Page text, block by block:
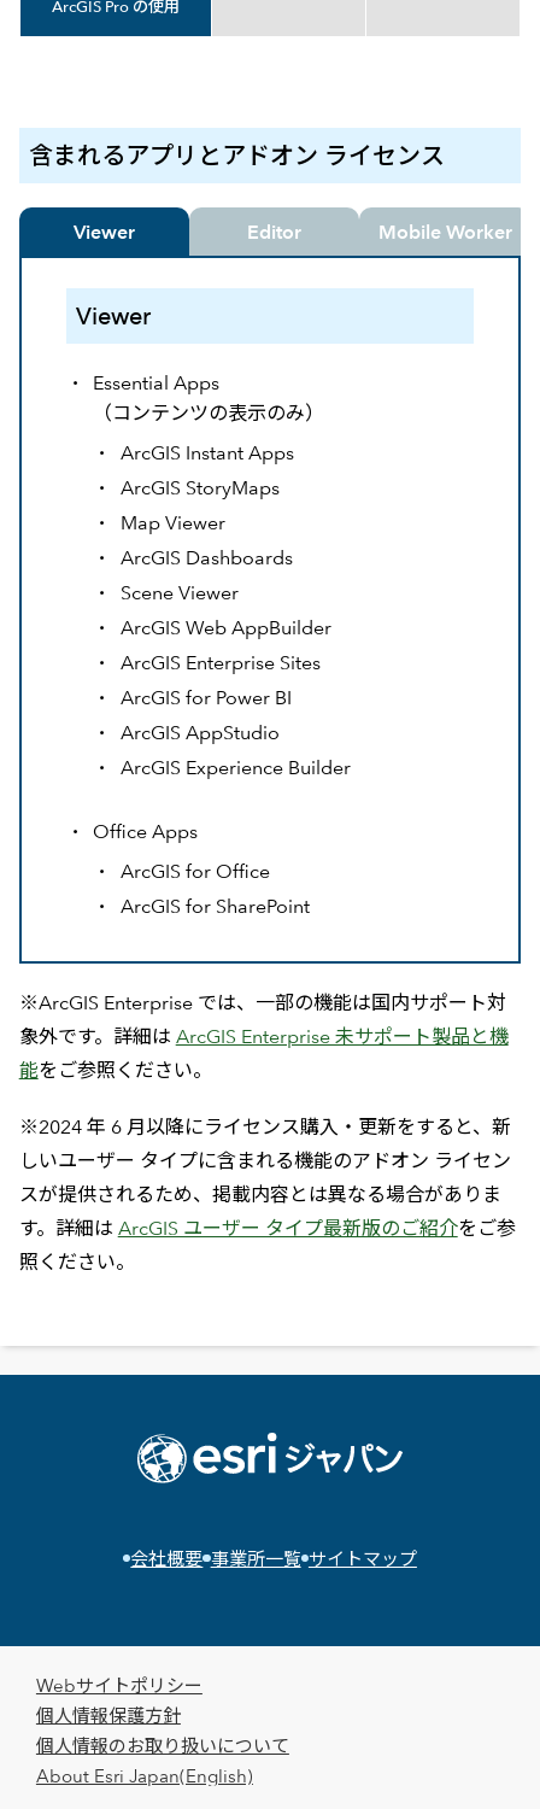
ArcGIS Pro の使用
含まれるアプリとアドオン ライセンス
Viewer Editor Mobile Worker
Viewer
Essential Apps
（コンテンツの表示のみ）
ArcGIS Instant Apps
ArcGIS StoryMaps
Map Viewer
ArcGIS Dashboards
Scene Viewer
ArcGIS Web AppBuilder
ArcGIS Enterprise Sites
ArcGIS for Power BI
ArcGIS AppStudio
ArcGIS Experience Builder
Office Apps
ArcGIS for Office
ArcGIS for SharePoint
※ArcGIS Enterprise では、一部の機能は国内サポート対
象外です。詳細は ArcGIS Enterprise 未サポート製品と機
能をご参照ください。
※2024 年 6 月以降にライセンス購入・更新をすると、新
しいユーザー タイプに含まれる機能のアドオン ライセン
スが提供されるため、掲載内容とは異なる場合がありま
す。詳細は ArcGIS ユーザー タイプ最新版のご紹介をご参
照ください。
会社概要 事業所一覧 サイトマップ
Webサイトポリシー
個人情報保護方針
個人情報のお取り扱いについて
About Esri Japan(English)